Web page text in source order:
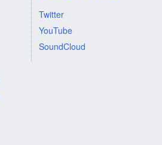
Twitter
YouTube
SoundCloud